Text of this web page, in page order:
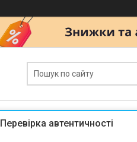
Перевірка автентичності